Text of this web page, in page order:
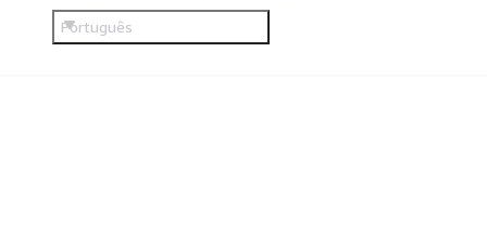
Português